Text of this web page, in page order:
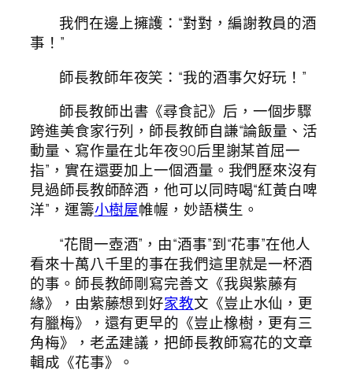
我們在邊上擁護：“對對，編謝教員的酒
事！”
師長教師年夜笑：“我的酒事欠好玩！”
師長教師出書《尋食記》后，一個步驟
跨進美食家行列，師長教師自謙“論飯量、活
動量、寫作量在北年夜90后里謝某首屈一
指”，實在還要加上一個酒量。我們歷來沒有
見過師長教師醉酒，他可以同時喝“紅黃白啤
洋”，運籌小樹屋帷幄，妙語橫生。
“花間一壺酒”，由“酒事”到“花事”在他人
看來十萬八千里的事在我們這里就是一杯酒
的事。師長教師剛寫完善文《我與紫藤有
緣》，由紫藤想到好家教文《豈止水仙，更
有臘梅》，還有更早的《豈止橡樹，更有三
角梅》，老孟建議，把師長教師寫花的文章
輯成《花事》。